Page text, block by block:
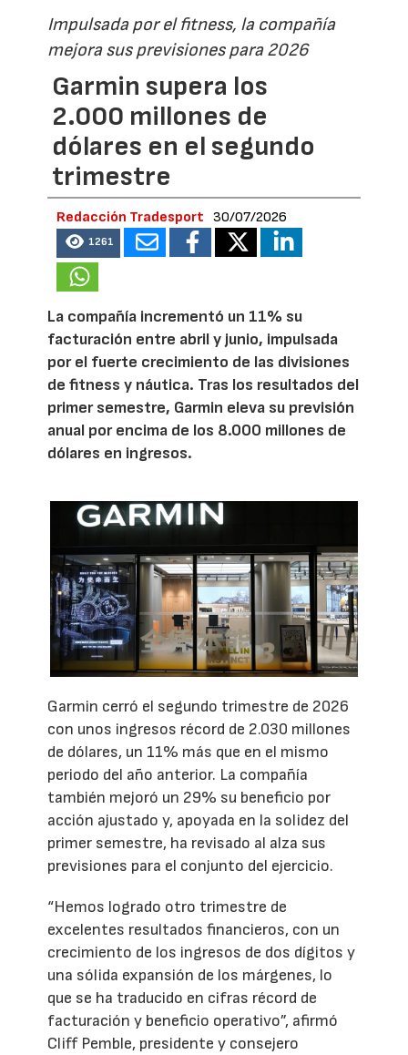
Impulsada por el fitness, la compañía
mejora sus previsiones para 2026
Garmin supera los
2.000 millones de
dólares en el segundo
trimestre
Redacción Tradesport 30/07/2026
1261
La compañía incrementó un 11% su
facturación entre abril y junio, impulsada
por el fuerte crecimiento de las divisiones
de fitness y náutica. Tras los resultados del
primer semestre, Garmin eleva su previsión
anual por encima de los 8.000 millones de
dólares en ingresos.
Garmin cerró el segundo trimestre de 2026
con unos ingresos récord de 2.030 millones
de dólares, un 11% más que en el mismo
periodo del año anterior. La compañía
también mejoró un 29% su beneficio por
acción ajustado y, apoyada en la solidez del
primer semestre, ha revisado al alza sus
previsiones para el conjunto del ejercicio.
“Hemos logrado otro trimestre de
excelentes resultados financieros, con un
crecimiento de los ingresos de dos dígitos y
una sólida expansión de los márgenes, lo
que se ha traducido en cifras récord de
facturación y beneficio operativo”, afirmó
Cliff Pemble, presidente y consejero